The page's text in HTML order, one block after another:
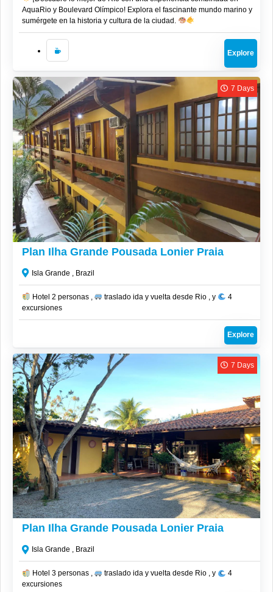
AquaRio y Boulevard Olímpico! Explora el fascinante mundo marino y
sumérgete en la historia y cultura de la ciudad.
Explore
CLP$1,521,000
7 Days
Plan Ilha Grande Pousada Lonier Praia
Isla Grande , Brazil
Hotel 2 personas , traslado ida y vuelta desde Rio , y
4
excursiones
Explore
CLP$1,236,000
7 Days
Plan Ilha Grande Pousada Lonier Praia
Isla Grande , Brazil
Hotel 3 personas , traslado ida y vuelta desde Rio , y
4
excursiones